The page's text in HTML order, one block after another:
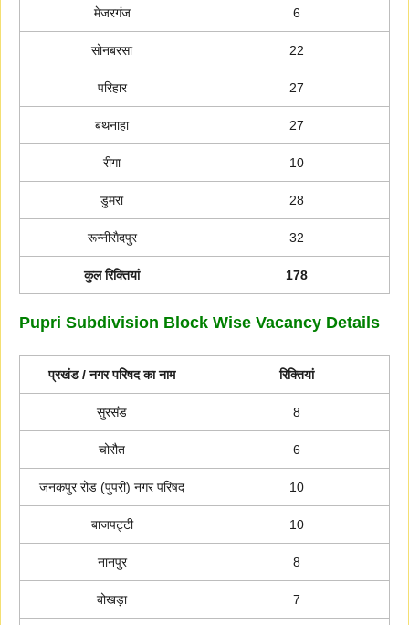
मेजरगंज 6
सोनबरसा 22
परिहार 27
बथनाहा 27
रीगा 10
डुमरा 28
रून्नीसैदपुर 32
कुल रिक्तियां 178
Pupri Subdivision Block Wise Vacancy Details
प्रखंड / नगर परिषद का नाम रिक्तियां
सुरसंड 8
चोरौत 6
जनकपुर रोड (पुपरी) नगर परिषद 10
बाजपट्टी 10
नानपुर 8
बोखड़ा 7